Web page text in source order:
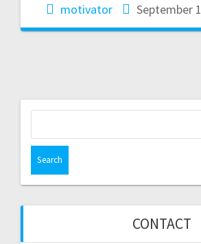
motivator September
CONTACT